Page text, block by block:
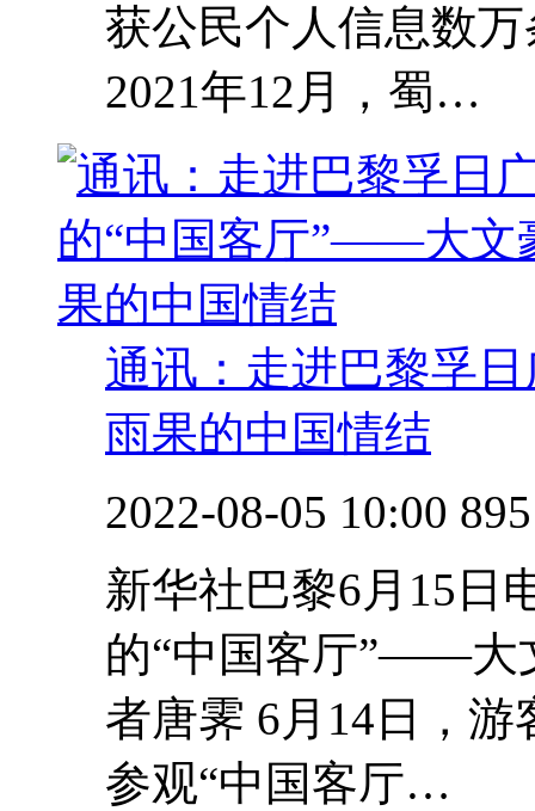
获公民个人信息数
2021年12月，蜀…
通讯：走进巴黎孚
雨果的中国情结
2022-08-05 10:00 895
新华社巴黎6月15日
的“中国客厅”——大
者唐霁 6月14日，
参观“中国客厅…